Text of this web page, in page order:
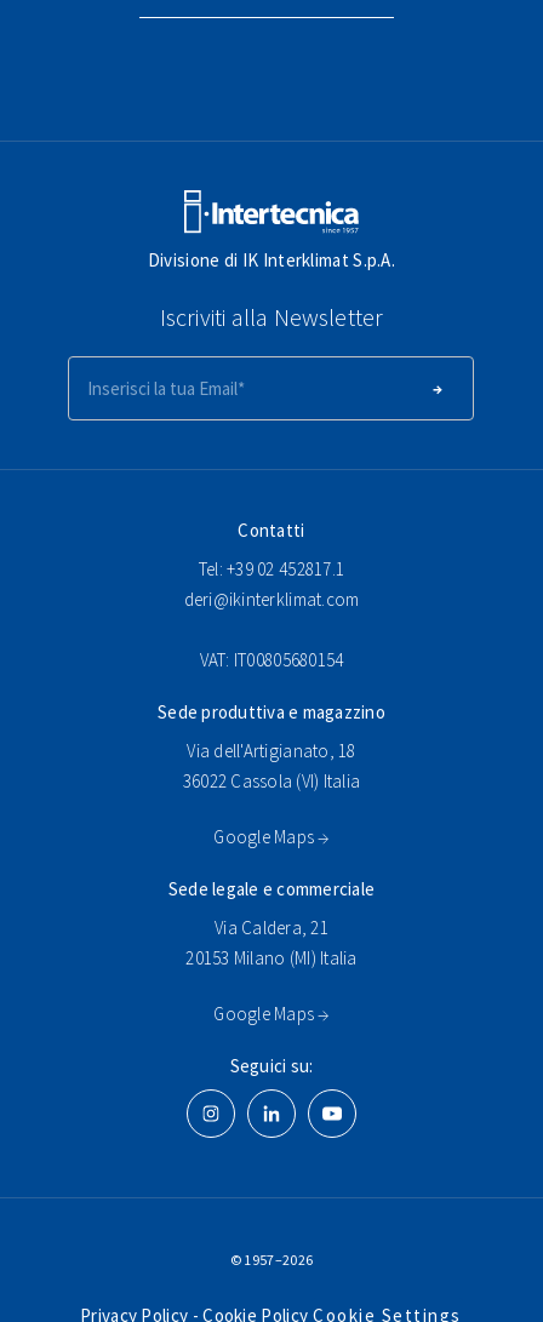
Divisione di IK Interklimat S.p.A.
Iscriviti alla Newsletter
Contatti
Tel: +39 02 452817.1
deri@ikinterklimat.com
VAT: IT00805680154
Sede produttiva e magazzino
Via dell'Artigianato, 18
36022 Cassola (VI) Italia
Google Maps →
Sede legale e commerciale
Via Caldera, 21
20153 Milano (MI) Italia
Google Maps →
Seguici su:
© 1957–2026
Privacy Policy - Cookie Policy Cookie Settings